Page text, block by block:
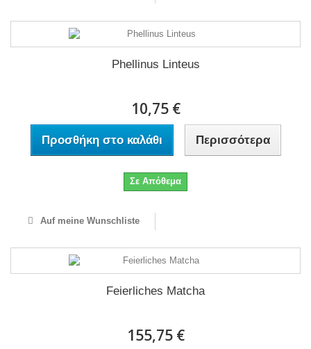
Phellinus Linteus
10,75 €
Προσθήκη στο καλάθι Περισσότερα
Σε Απόθεμα
Auf meine Wunschliste
Feierliches Matcha
155,75 €